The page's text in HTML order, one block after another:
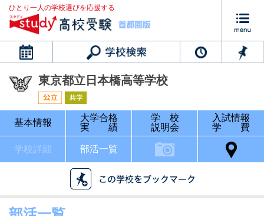
ひとり一人の学校選びを応援する
カレンダー
東京都立日本橋高等学校
基本情報
大学合格
実 績
学 校
説明会
入試情報
学 費
学校詳細 部活一覧